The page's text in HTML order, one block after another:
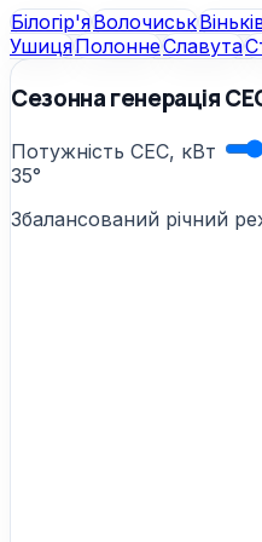
Білогір'яВолочиськ
УшицяПолоннеСлавута
Сезонна генерація
Потужність СЕС, кВт
35°
Збалансований річний